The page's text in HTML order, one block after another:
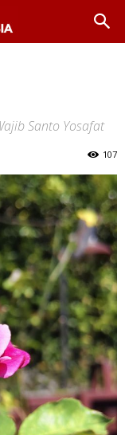
Santo Yosafat
107